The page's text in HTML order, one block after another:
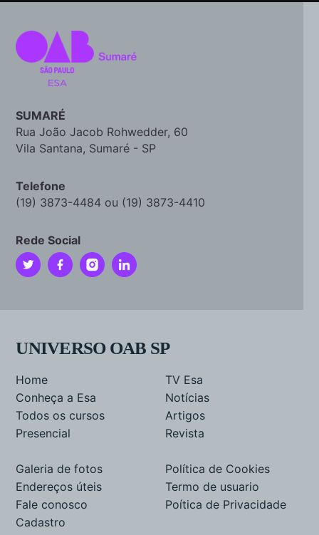
SUMARÉ
Rua João Jacob Rohwedder, 60
Vila Santana, Sumaré - SP
Telefone
(19) 3873-4484 ou (19) 3873-4410
Rede Social
UNIVERSO OAB SP
Home
Conheça a Esa
Todos os cursos
Presencial
TV Esa
Notícias
Artigos
Revista
Galeria de fotos
Endereços úteis
Fale conosco
Cadastro
Política de Cookies
Termo de usuario
Poítica de Privacidade